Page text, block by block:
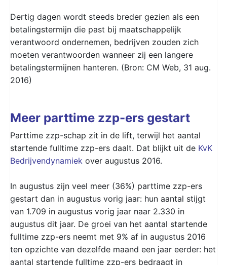
Dertig dagen wordt steeds breder gezien als een
betalingstermijn die past bij maatschappelijk
verantwoord ondernemen, bedrijven zouden zich
moeten verantwoorden wanneer zij een langere
betalingstermijnen hanteren. (Bron: CM Web, 31 aug.
2016)
Meer parttime zzp-ers gestart
Parttime zzp-schap zit in de lift, terwijl het aantal
startende fulltime zzp-ers daalt. Dat blijkt uit de KvK
Bedrijvendynamiek over augustus 2016.
In augustus zijn veel meer (36%) parttime zzp-ers
gestart dan in augustus vorig jaar: hun aantal stijgt
van 1.709 in augustus vorig jaar naar 2.330 in
augustus dit jaar. De groei van het aantal startende
fulltime zzp-ers neemt met 9% af in augustus 2016
ten opzichte van dezelfde maand een jaar eerder: het
aantal startende fulltime zzp-ers bedraagt in